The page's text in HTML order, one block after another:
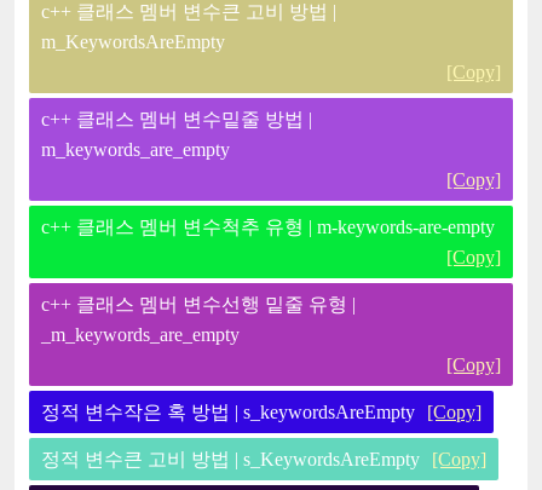
c++ 클래스 멤버 변수큰 고비 방법 |
m_KeywordsAreEmpty
[Copy]
c++ 클래스 멤버 변수밑줄 방법 |
m_keywords_are_empty
[Copy]
c++ 클래스 멤버 변수척추 유형 | m-keywords-are-empty
[Copy]
c++ 클래스 멤버 변수선행 밑줄 유형 |
_m_keywords_are_empty
[Copy]
정적 변수작은 혹 방법 | s_keywordsAreEmpty [Copy]
정적 변수큰 고비 방법 | s_KeywordsAreEmpty [Copy]